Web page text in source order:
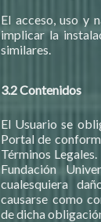
El acceso, uso y
implicar la
similares.
3.2 Contenidos
El Usuario se
Portal de
Términos
Fundación
cualesquiera
causarse como
de dicha